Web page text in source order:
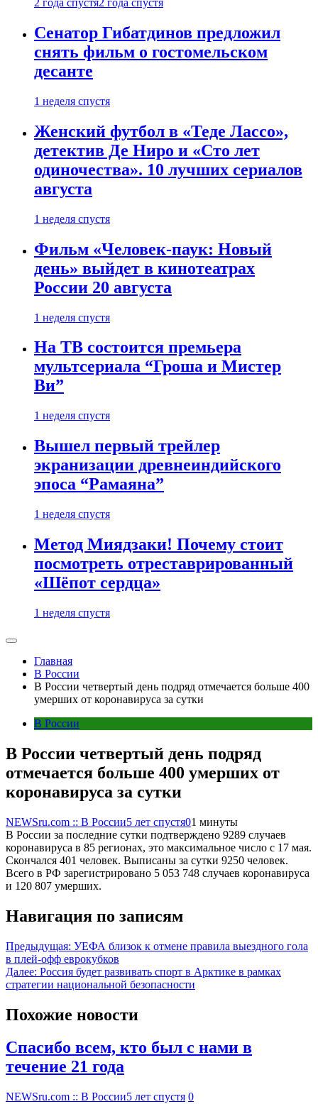
2 года спустя2 года спустя
Сенатор Гибатдинов предложил
снять фильм о гостомельском
десанте
1 неделя спустя
Женский футбол в «Теде Лассо»,
детектив Де Ниро и «Сто лет
одиночества». 10 лучших сериалов
августа
1 неделя спустя
Фильм «Человек-паук: Новый
день» выйдет в кинотеатрах
России 20 августа
1 неделя спустя
На ТВ состоится премьера
мультсериала “Гроша и Мистер
Ви”
1 неделя спустя
Вышел первый трейлер
экранизации древнеиндийского
эпоса “Рамаяна”
1 неделя спустя
Метод Миядзаки! Почему стоит
посмотреть отреставрированный
«Шёпот сердца»
1 неделя спустя
Главная
В России
В России четвертый день подряд отмечается больше 400
умерших от коронавируса за сутки
В России
В России четвертый день подряд
отмечается больше 400 умерших от
коронавируса за сутки
NEWSru.com :: В России5 лет спустя01 минуты
В России за последние сутки подтверждено 9289 случаев
коронавируса в 85 регионах, это максимальное число с 17 мая.
Скончался 401 человек. Выписаны за сутки 9250 человек.
Всего в РФ зарегистрировано 5 053 748 случаев коронавируса
и 120 807 умерших.
Навигация по записям
Предыдущая: УЕФА близок к отмене правила выездного гола
в плей-офф еврокубков
Далее: Россия будет развивать спорт в Арктике в рамках
стратегии национальной безопасности
Похожие новости
Спасибо всем, кто был с нами в
течение 21 года
NEWSru.com :: В России5 лет спустя 0